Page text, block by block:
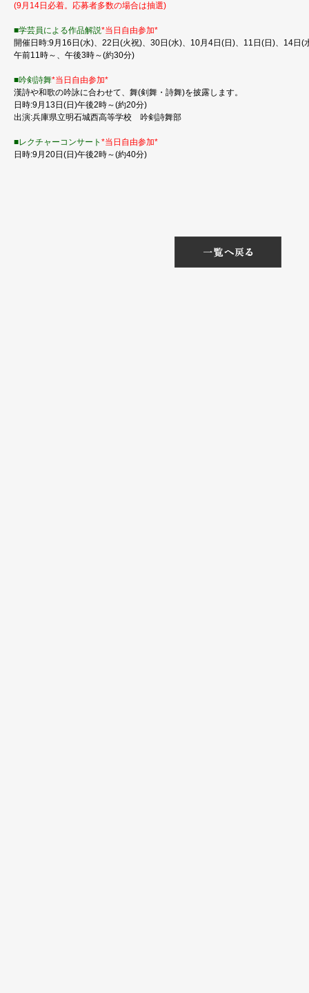
(9月14日必着。応募者多数の場合は抽選)
■学芸員による作品解説*当日自由参加*
開催日時:9月16日(水)、22日(火祝)、30日(水)、10月4日(日)、11日(日)、14日(
午前11時～、午後3時～(約30分)
■吟剣詩舞*当日自由参加*
漢詩や和歌の吟詠に合わせて、舞(剣舞・詩舞)を披露します。
日時:9月13日(日)午後2時～(約20分)
出演:兵庫県立明石城西高等学校 吟剣詩舞部
■レクチャーコンサート *当日自由参加*
日時:9月20日(日)午後2時～(約40分)